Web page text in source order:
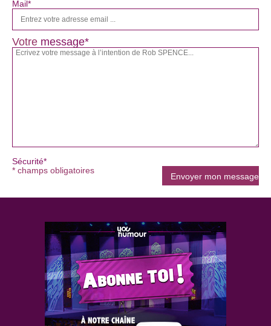
Mail*
Votre message*
Sécurité*
* champs obligatoires